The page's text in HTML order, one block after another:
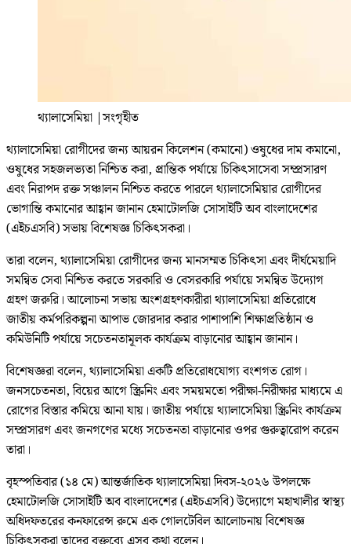
থ্যালাসেমিয়া |সংগৃহীত
থ্যালাসেমিয়া রোগীদের জন্য আয়রন কিলেশন (কমানো) ওষুধের দাম কমানো,
ওষুধের সহজলভ্যতা নিশ্চিত করা, প্রান্তিক পর্যায়ে চিকিৎসাসেবা সম্প্রসারণ
এবং নিরাপদ রক্ত সঞ্চালন নিশ্চিত করতে পারলে থ্যালাসেমিয়ার রোগীদের
ভোগান্তি কমানোর আহ্বান জানান হেমাটোলজি সোসাইটি অব বাংলাদেশের
(এইচএসবি) সভায় বিশেষজ্ঞ চিকিৎসকরা।
তারা বলেন, থ্যালাসেমিয়া রোগীদের জন্য মানসম্মত চিকিৎসা এবং দীর্ঘমেয়াদি
সমন্বিত সেবা নিশ্চিত করতে সরকারি ও বেসরকারি পর্যায়ে সমন্বিত উদ্যোগ
গ্রহণ জরুরি। আলোচনা সভায় অংশগ্রহণকারীরা থ্যালাসেমিয়া প্রতিরোধে
জাতীয় কর্মপরিকল্পনা আপাভ জোরদার করার পাশাপাশি শিক্ষাপ্রতিষ্ঠান ও
কমিউনিটি পর্যায়ে সচেতনতামূলক কার্যক্রম বাড়ানোর আহ্বান জানান।
বিশেষজ্ঞরা বলেন, থ্যালাসেমিয়া একটি প্রতিরোধযোগ্য বংশগত রোগ।
জনসচেতনতা, বিয়ের আগে স্ক্রিনিং এবং সময়মতো পরীক্ষা-নিরীক্ষার মাধ্যমে এ
রোগের বিস্তার কমিয়ে আনা যায়। জাতীয় পর্যায়ে থ্যালাসেমিয়া স্ক্রিনিং কার্যক্রম
সম্প্রসারণ এবং জনগণের মধ্যে সচেতনতা বাড়ানোর ওপর গুরুত্বারোপ করেন
তারা।
বৃহস্পতিবার (১৪ মে) আন্তর্জাতিক থ্যালাসেমিয়া দিবস-২০২৬ উপলক্ষে
হেমাটোলজি সোসাইটি অব বাংলাদেশের (এইচএসবি) উদ্যোগে মহাখালীর স্বাস্থ্য
অধিদফতরের কনফারেন্স রুমে এক গোলটেবিল আলোচনায় বিশেষজ্ঞ